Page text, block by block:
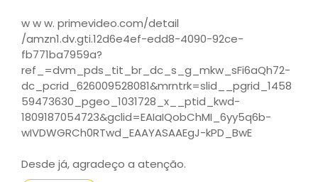
w w w. primevideo.com/detail
/amzn1.dv.gti.12d6e4ef-edd8-4090-92ce-
fb771ba7959a?
ref_=dvm_pds_tit_br_dc_s_g_mkw_sFi6aQh72-
dc_pcrid_626009528081&mrntrk=slid__pgrid_1458
59473630_pgeo_1031728_x__ptid_kwd-
1809187054723&gclid=EAIaIQobChMI_6yy5q6b-
wIVDWGRCh0RTwd_EAAYASAAEgJ-kPD_BwE
Desde já, agradeço a atenção.